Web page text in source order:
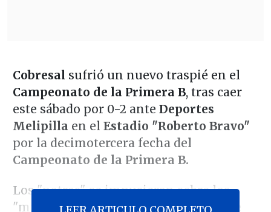
Cobresal sufrió un nuevo traspié en el
Campeonato de la Primera B, tras caer
este sábado por 0-2 ante Deportes
Melipilla en el Estadio "Roberto Bravo"
por la decimotercera fecha del
Campeonato de la Primera B.
Los "potros" se impusieron sobre los
"mineros" gracias a las anotaciones de